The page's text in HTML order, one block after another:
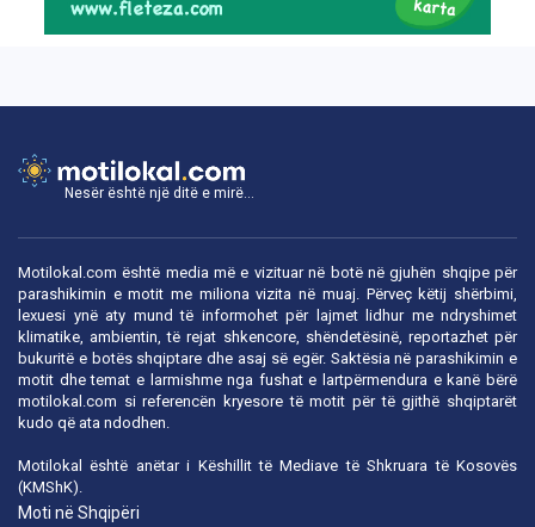
Nesër është një ditë e mirë...
Motilokal.com është media më e vizituar në botë në gjuhën shqipe për
parashikimin e motit me miliona vizita në muaj. Përveç këtij shërbimi,
lexuesi ynë aty mund të informohet për lajmet lidhur me ndryshimet
klimatike, ambientin, të rejat shkencore, shëndetësinë, reportazhet për
bukuritë e botës shqiptare dhe asaj së egër. Saktësia në parashikimin e
motit dhe temat e larmishme nga fushat e lartpërmendura e kanë bërë
motilokal.com si referencën kryesore të motit për të gjithë shqiptarët
kudo që ata ndodhen.
Motilokal është anëtar i Këshillit të Mediave të Shkruara të Kosovës
(KMShK).
Moti në Shqipëri